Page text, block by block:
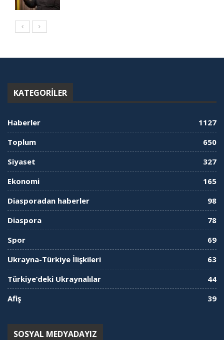
KATEGORILER
Haberler
1127
Toplum
650
Siyaset
327
Ekonomi
165
Diasporadan haberler
98
Diaspora
78
Spor
69
Ukrayna-Türkiye İlişkileri
63
Türkiye’deki Ukraynalılar
44
Afiş
39
SOSYAL MEDYADAYIZ